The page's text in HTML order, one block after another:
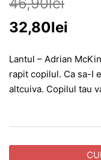
32,80lei
Lantul – Adrian
rapit copilul. Ca sa-I
altcuiva. Copilul tau